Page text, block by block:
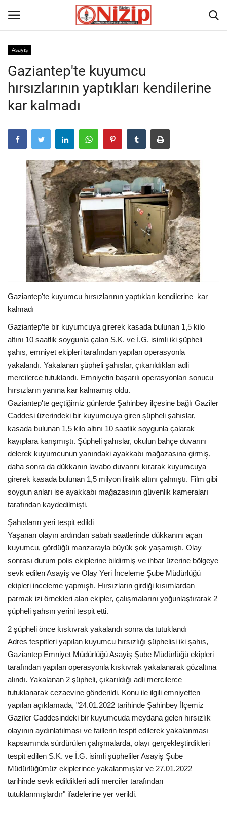
Ana
GÜNDEM
Asayiş
Ulusalhaber
Siyaset
Ekonomi
SAĞLIK
EĞİTİM
Resmiilan
Gaziantep..
Asayiş
Gaziantep'te kuyumcu
hırsızlarının yaptıkları kendilerine
kar kalmadı
Gaziantep'te kuyumcu hırsızlarının yaptıkları kendilerine kar
kalmadı
Gaziantep’te bir kuyumcuya girerek kasada bulunan 1,5 kilo
altını 10 saatlik soygunla çalan S.K. ve İ.G. isimli iki şüpheli
şahıs, emniyet ekipleri tarafından yapılan operasyonla
yakalandı. Yakalanan şüpheli şahıslar, çıkarıldıkları adli
mercilerce tutuklandı. Emniyetin başarılı operasyonları sonucu
hırsızların yanına kar kalmamış oldu.
Gaziantep'te geçtiğimiz günlerde Şahinbey ilçesine bağlı Gaziler
Caddesi üzerindeki bir kuyumcuya giren şüpheli şahıslar,
kasada bulunan 1,5 kilo altını 10 saatlik soygunla çalarak
kayıplara karışmıştı. Şüpheli şahıslar, okulun bahçe duvarını
delerek kuyumcunun yanındaki ayakkabı mağazasına girmiş,
daha sonra da dükkanın lavabo duvarını kırarak kuyumcuya
girerek kasada bulunan 1,5 milyon liralık altını çalmıştı. Film gibi
soygun anları ise ayakkabı mağazasının güvenlik kameraları
tarafından kaydedilmişti.
Şahısların yeri tespit edildi
Yaşanan olayın ardından sabah saatlerinde dükkanını açan
kuyumcu, gördüğü manzarayla büyük şok yaşamıştı. Olay
sonrası durum polis ekiplerine bildirmiş ve ihbar üzerine bölgeye
sevk edilen Asayiş ve Olay Yeri İnceleme Şube Müdürlüğü
ekipleri inceleme yapmıştı. Hırsızların girdiği kısımlardan
parmak izi örnekleri alan ekipler, çalışmalarını yoğunlaştırarak 2
şüpheli şahsın yerini tespit etti.
2 şüpheli önce kıskıvrak yakalandı sonra da tutuklandı
Adres tespitleri yapılan kuyumcu hırsızlığı şüphelisi iki şahıs,
Gaziantep Emniyet Müdürlüğü Asayiş Şube Müdürlüğü ekipleri
tarafından yapılan operasyonla kıskıvrak yakalanarak gözaltına
alındı. Yakalanan 2 şüpheli, çıkarıldığı adli mercilerce
tutuklanarak cezaevine gönderildi. Konu ile ilgili emniyetten
yapılan açıklamada, "24.01.2022 tarihinde Şahinbey İlçemiz
Gaziler Caddesindeki bir kuyumcuda meydana gelen hırsızlık
olayının aydınlatılması ve faillerin tespit edilerek yakalanması
kapsamında sürdürülen çalışmalarda, olayı gerçekleştirdikleri
tespit edilen S.K. ve İ.G. isimli şüpheliler Asayiş Şube
Müdürlüğümüz ekiplerince yakalanmışlar ve 27.01.2022
tarihinde sevk edildikleri adli merciler tarafından
tutuklanmışlardır" ifadelerine yer verildi.